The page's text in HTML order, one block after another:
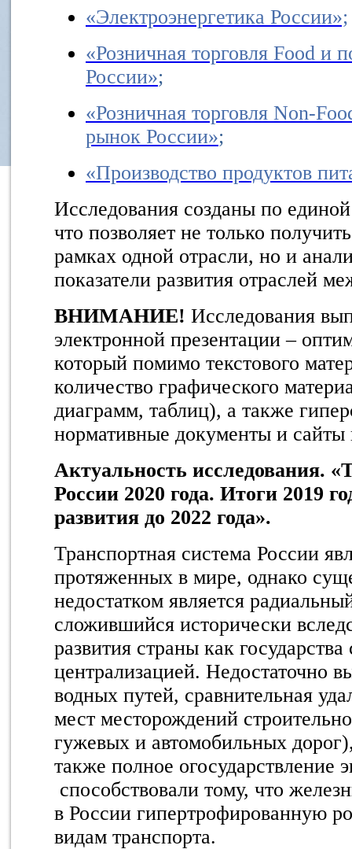
«Электроэнергетика России»;
«Розничная торговля Food и
России»;
«Розничная торговля Non-
рынок России»;
«Производство продуктов
Исследования созданы по
что позволяет не только
рамках одной отрасли, но и
показатели развития отраслей
ВНИМАНИЕ! Исследования
электронной презентации –
который помимо текстового
количество графического
диаграмм, таблиц), а также
нормативные документы и
Актуальность исследования.
России 2020 года. Итоги 2019
развития до 2022 года».
Транспортная система России
протяженных в мире, однако
недостатком является
сложившийся исторически
развития страны как
централизацией. Недостаточно
водных путей, сравнительная
мест месторождений
гужевых и автомобильных
также полное
способствовали тому, что
в России гипертрофированную
видам транспорта.